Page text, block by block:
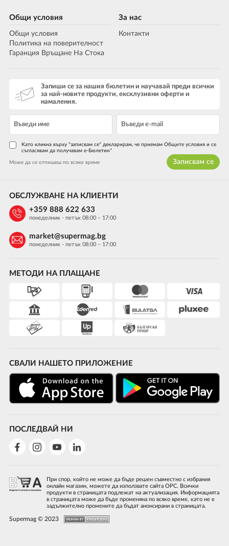
Общи условия
Общи условия
Политика на поверителност
Гаранция Връщане На Стока
За нас
Контакти
Запиши се за нашия бюлетин и научавай преди всички
за най-новите продукти, ексклузивни оферти и
намаления.
Като кликна върху "записвам се" декларирам, че приемам Общите условия и се
съгласявам да получавам е-Бюлетин*
Може да се отпишеш по всяко време Записвам се
МЕТОДИ НА ПЛАЩАНЕ
СВАЛИ НАШЕТО ПРИЛОЖЕНИЕ
ПОСЛЕДВАЙ НИ
ОБСЛУЖВАНЕ НА КЛИЕНТИ
+359 888 622 633
понеделник - петък 08:00 – 17:00
market@supermag.bg
понеделник - петък 08:00 – 17:00
При спор, който не може да бъде решен съвместно с избрания
онлайн магазин, можете да използвате сайта ОРС. Всички
продукти в страницата подлежат на актуализация. Информацията
в страницата може да бъде променяна по всяко време, като не е
задължително промените да бъдат анонсирани в страницата.
Supermag © 2023